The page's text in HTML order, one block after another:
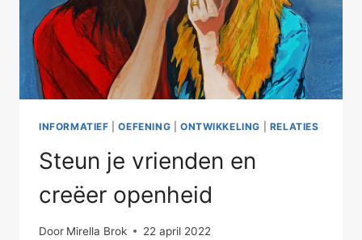
INFORMATIEF |OEFENING ONTWIKKELING RELATIES
Steun je vrienden en
creëer openheid
Door Mirella Brok 22 april 2022